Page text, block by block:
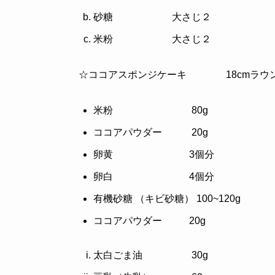
砂糖 大さじ２
米粉 大さじ２
☆ココアスポンジケーキ 18cmラウン
米粉 80g
ココアパウダー 20g
卵黄 3個分
卵白 4個分
有機砂糖 （キビ砂糖） 100~120g
ココアパウダー 20g
太白ごま油 30g